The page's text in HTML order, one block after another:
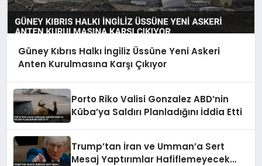
Güney Kıbrıs Halkı İngiliz Üssüne Yeni Askeri
Anten Kurulmasına Karşı Çıkıyor
Porto Riko Valisi Gonzalez ABD’nin
Küba’ya Saldırı Planladığını İddia Etti
Trump’tan İran ve Umman’a Sert
Mesaj Yaptırımlar Hafiflemeyecek